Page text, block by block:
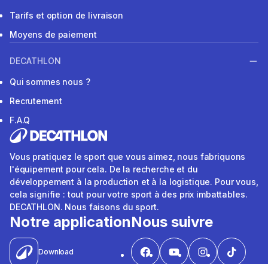
Tarifs et option de livraison
Moyens de paiement
DECATHLON
Qui sommes nous ?
Recrutement
F.A.Q
Vous pratiquez le sport que vous aimez, nous fabriquons
l'équipement pour cela. De la recherche et du
développement à la production et à la logistique. Pour vous,
cela signifie : tout pour votre sport à des prix imbattables.
DECATHLON. Nous faisons du sport.
Notre application
Download
Nous suivre